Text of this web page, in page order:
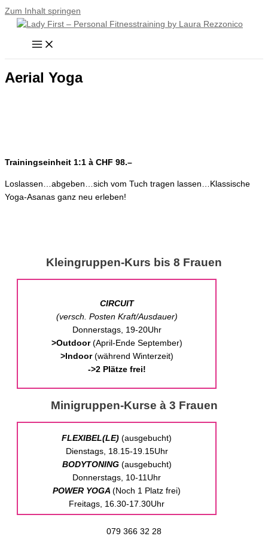
Zum Inhalt springen
Aerial Yoga
Trainingseinheit 1:1 à CHF 98.–
Loslassen…abgeben…sich vom Tuch tragen lassen…Klassische
Yoga-Asanas ganz neu erleben!
Kleingruppen-Kurs bis 8 Frauen
CIRCUIT
(versch. Posten Kraft/Ausdauer)
Donnerstags, 19-20Uhr
>Outdoor(April-Ende September)
>Indoor (während Winterzeit)
->2 Plätze frei!
Minigruppen-Kurse à 3 Frauen
FLEXIBEL(LE) (ausgebucht)
Dienstags, 18.15-19.15Uhr
BODYTONING (ausgebucht)
Donnerstags, 10-11Uhr
POWER YOGA (Noch 1 Platz frei)
Freitags, 16.30-17.30Uhr
079 366 32 28